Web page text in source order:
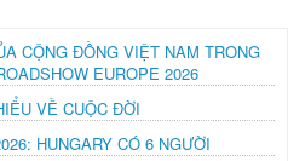
CỘNG ĐỒNG VIỆT NAM TRONG
EUROPE 2026
VỀ CUỘC ĐỜI
HUNGARY CÓ 6 NGƯỜI